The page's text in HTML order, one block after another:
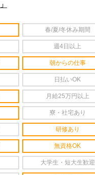
」
春/夏/冬休み期間
週4日以上
朝からの仕事
日払いOK
月給25万円以上
寮・社宅あり
研修あり
無資格OK
大学生・短大生歓迎